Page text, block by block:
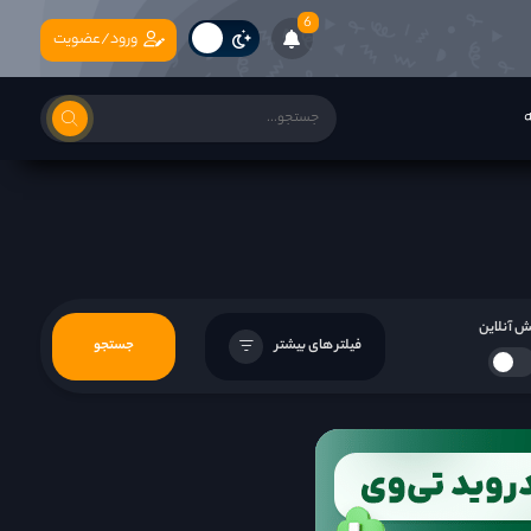
6
ورود/عضویت
آنلاین
فیلتر های بیشتر جستجو